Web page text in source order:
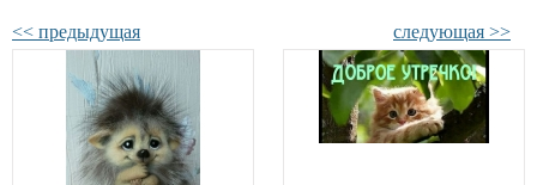
<< предыдущая следующая >>